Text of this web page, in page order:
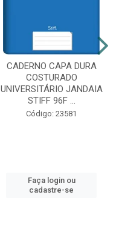
CADERNO CAPA DURA
COSTURADO
UNIVERSITÁRIO JANDAIA
STIFF 96F ...
Código: 23581
Faça login ou
cadastre-se